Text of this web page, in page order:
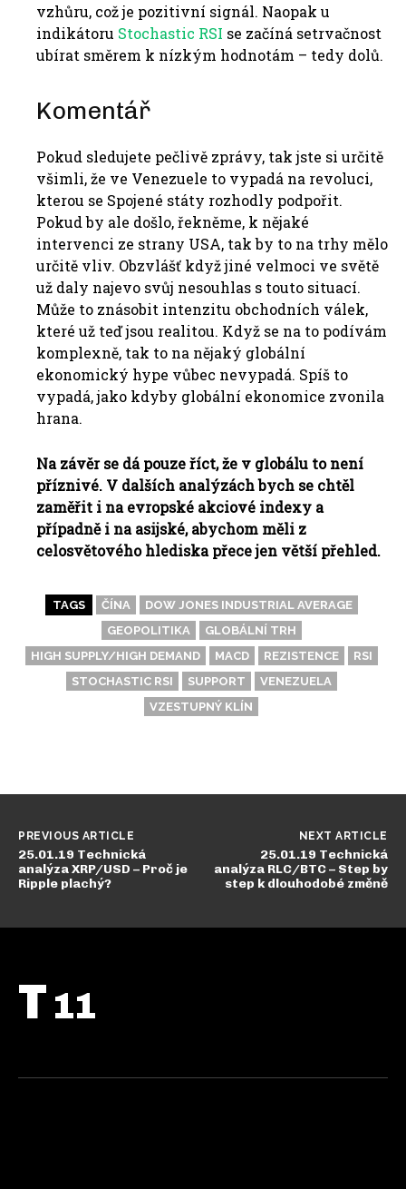
vzhůru, což je pozitivní signál. Naopak u
indikátoru Stochastic RSI se začíná setrvačnost
ubírat směrem k nízkým hodnotám – tedy dolů.
Komentář
Pokud sledujete pečlivě zprávy, tak jste si určitě
všimli, že ve Venezuele to vypadá na revoluci,
kterou se Spojené státy rozhodly podpořit.
Pokud by ale došlo, řekněme, k nějaké
intervenci ze strany USA, tak by to na trhy mělo
určitě vliv. Obzvlášť když jiné velmoci ve světě
už daly najevo svůj nesouhlas s touto situací.
Může to znásobit intenzitu obchodních válek,
které už teď jsou realitou. Když se na to podívám
komplexně, tak to na nějaký globální
ekonomický hype vůbec nevypadá. Spíš to
vypadá, jako kdyby globální ekonomice zvonila
hrana.
Na závěr se dá pouze říct, že v globálu to není
příznivé. V dalších analýzách bych se chtěl
zaměřit i na evropské akciové indexy a
případně i na asijské, abychom měli z
celosvětového hlediska přece jen větší přehled.
TAGS ČÍNA
DOW JONES INDUSTRIAL AVERAGE
GEOPOLITIKA
GLOBÁLNÍ TRH
HIGH SUPPLY/HIGH DEMAND
MACD REZISTENCE
RSI
STOCHASTIC RSI
SUPPORT
VENEZUELA
VZESTUPNÝ KLÍN
PREVIOUS ARTICLE
25.01.19 Technická
analýza XRP/USD – Proč je
Ripple plachý?
NEXT ARTICLE
25.01.19 Technická
analýza RLC/BTC – Step by
step k dlouhodobé změně
T 11